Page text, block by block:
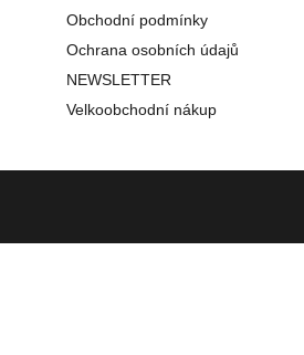
Obchodní podmínky
Ochrana osobních údajů
NEWSLETTER
Velkoobchodní nákup